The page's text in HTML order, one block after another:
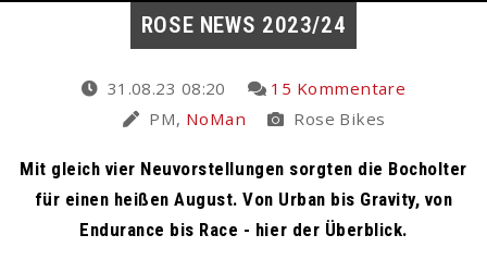
ROSE NEWS 2023/24
31.08.23 08:20
15 Kommentare
PM, NoMan Rose Bikes
Mit gleich vier Neuvorstellungen sorgten die Bocholter
für einen heißen August. Von Urban bis Gravity, von
Endurance bis Race - hier der Überblick.